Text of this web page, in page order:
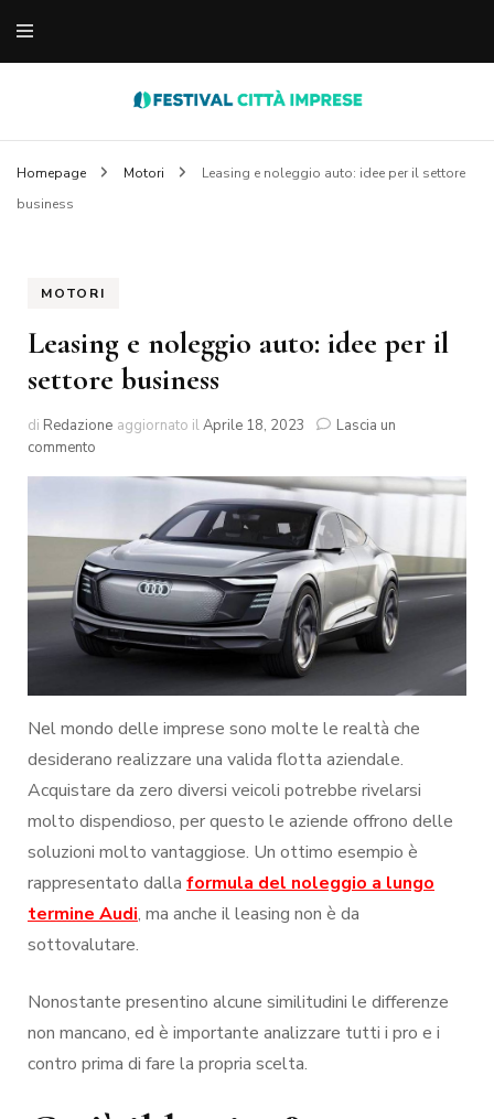
notizie varie dal web
Homepage Motori
Leasing e noleggio auto: idee per il settore
business
MOTORI
Leasing e noleggio auto: idee per il
settore business
di Redazione aggiornato ilAprile 18, 2023
Lascia un
commento
auto:
idee
per
il
settore
business
Nel mondo delle imprese sono molte le realtà che
desiderano realizzare una valida flotta aziendale.
Acquistare da zero diversi veicoli potrebbe rivelarsi
molto dispendioso, per questo le aziende offrono delle
soluzioni molto vantaggiose. Un ottimo esempio è
rappresentato dalla formula del noleggio a lungo
termine Audi, ma anche il leasing non è da
sottovalutare.
Nonostante presentino alcune similitudini le differenze
non mancano, ed è importante analizzare tutti i pro e i
contro prima di fare la propria scelta.